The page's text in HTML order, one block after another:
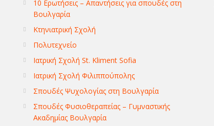
10 Ερωτήσεις – Απαντήσεις για σπουδές στη
Βουλγαρία
Κτηνιατρική Σχολή
Πολυτεχνείο
Ιατρική Σχολή St. Kliment Sofia
Ιατρική Σχολή Φιλιππούπολης
Σπουδές Ψυχολογίας στη Βουλγαρία
Σπουδές Φυσιοθεραπείας – Γυμναστικής
Ακαδημίας Βουλγαρία